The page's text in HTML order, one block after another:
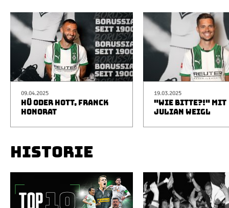
09.04.2025
HÜ ODER HOTT, FRANCK
HONORAT
19.03.2025
"WIE BITTE?!" MIT
JULIAN WEIGL
HISTORIE